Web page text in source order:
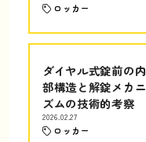
ロッカー
ダイヤル式錠前の内
部構造と解錠メカニ
ズムの技術的考察
2026.02.27
ロッカー